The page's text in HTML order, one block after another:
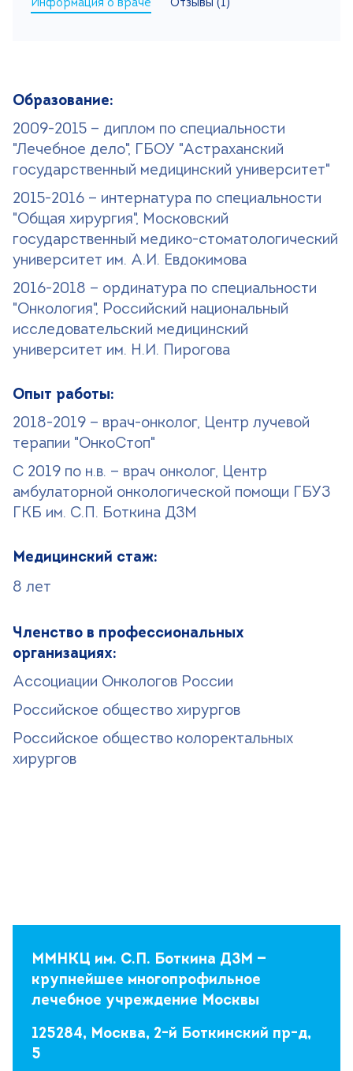
+7 (499) 490-03-03
+7 (800) 600-31-41
Записаться на прием
Информация о враче Отзывы (1)
Образование:
2009-2015 — диплом по специальности
"Лечебное дело", ГБОУ "Астраханский
государственный медицинский университет"
2015-2016 — интернатура по специальности
"Общая хирургия", Московский
государственный медико-стоматологический
университет им. А.И. Евдокимова
2016-2018 — ординатура по специальности
"Онкология", Российский национальный
исследовательский медицинский
университет им. Н.И. Пирогова
Опыт работы:
2018-2019 — врач-онколог, Центр лучевой
терапии "ОнкоСтоп"
С 2019 по н.в. — врач онколог, Центр
амбулаторной онкологической помощи ГБУЗ
ГКБ им. С.П. Боткина ДЗМ
Медицинский стаж:
8 лет
Членство в профессиональных
организациях:
Ассоциации Онкологов России
Российское общество хирургов
Российское общество колоректальных
хирургов
ММНКЦ им. С.П. Боткина ДЗМ —
крупнейшее многопрофильное
лечебное учреждение Москвы
125284, Москва, 2-й Боткинский пр-д,
5